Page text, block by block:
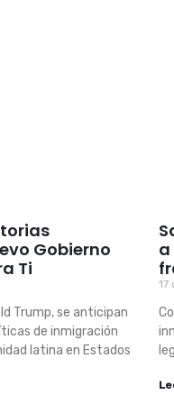
Gobierno
Ti
Trump, se anticipan
de inmigración
latina en Estados
17